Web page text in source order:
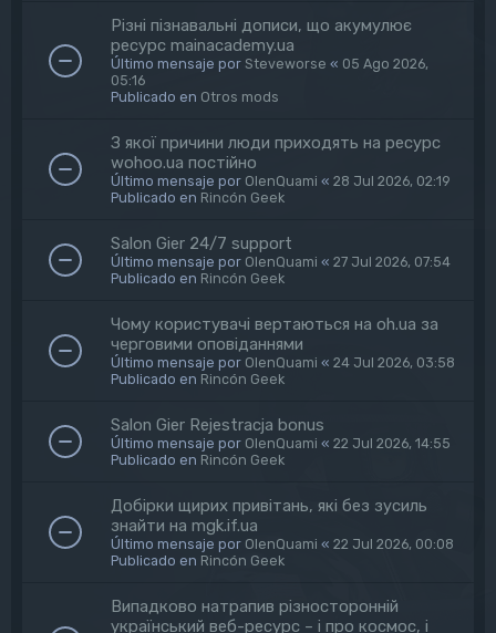
Різні пізнавальні дописи, що акумулює
ресурс mainacademy.ua
Último mensaje por Steveworse « 05 Ago 2026,
05:16
Publicado en Otros mods
З якої причини люди приходять на ресурс
wohoo.ua постійно
Último mensaje por OlenQuami « 28 Jul 2026, 02:19
Publicado en Rincón Geek
Salon Gier 24/7 support
Último mensaje por OlenQuami « 27 Jul 2026, 07:54
Publicado en Rincón Geek
Чому користувачі вертаються на oh.ua за
черговими оповіданнями
Último mensaje por OlenQuami « 24 Jul 2026, 03:58
Publicado en Rincón Geek
Salon Gier Rejestracja bonus
Último mensaje por OlenQuami « 22 Jul 2026, 14:55
Publicado en Rincón Geek
Добірки щирих привітань, які без зусиль
знайти на mgk.if.ua
Último mensaje por OlenQuami « 22 Jul 2026, 00:08
Publicado en Rincón Geek
Випадково натрапив різносторонній
український веб-ресурс – і про космос, і